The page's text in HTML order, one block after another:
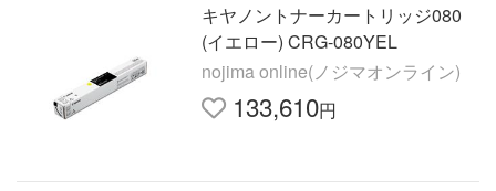
キヤノントナーカートリッジ080
(イエロー) CRG-080YEL
nojima online(ノジマオンライン)
133,610円